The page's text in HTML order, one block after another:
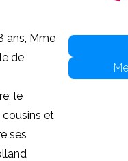
ans, Mme
de
le
cousins et
ses